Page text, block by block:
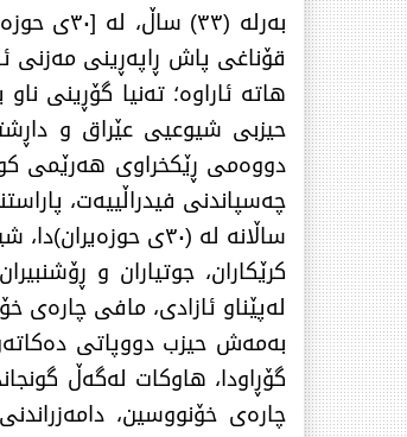
هاتە ئاراوە؛ تەنیا گۆڕینی
حیزبی شیوعیی عێراق و
دووەمی ڕێكخراوی هەرێمی
چەسپاندنی فیدراڵییەت،
ساڵانە لە (٣٠ی
كرێكاران، جوتیاران و
لەپێناو ئازادی، مافی
بەمەش حیزب دووپاتی
گۆڕاودا، هاوكات لەگەڵ
چارەی خۆنووسین،